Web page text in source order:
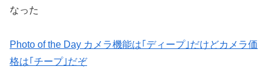
なった
Photo of the Day カメラ機能は｢ディープ｣だけどカメラ価
格は｢チープ｣だぞ